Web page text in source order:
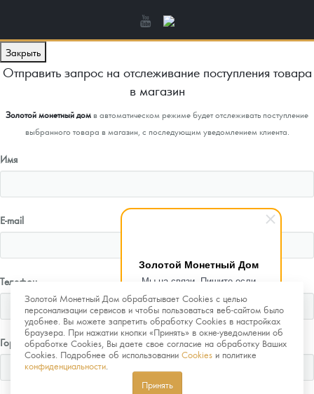
Золотой Монетный Дом
Мы на связи. Пишите если
возникнут любые вопросы.
Рады помочь.
Золотой Монетный Дом обрабатывает Cookies с целью
персонализации сервисов и чтобы пользоваться веб-сайтом было
удобнее. Вы можете запретить обработку Cookies в настройках
браузера. При нажатии кнопки «Принять» в окне-уведомлении об
обработке Cookies, Вы даете свое согласие на обработку Ваших
Cookies. Подробнее об использовании Cookies и политике
конфиденциальности
Принять
Закрыть
Отправить запрос на отслеживание поступления товара
в магазин
Золотой монетный домв автоматическом режиме будет отслеживать поступление
выбранного товара в магазин, с последующим уведомлением клиента.
Имя
E-mail
Телефон
Город